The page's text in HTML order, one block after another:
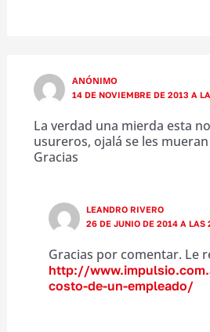
ANÓNIMO
14 DE NOVIEMBRE DE 2013 A
La verdad una mierda esta
usureros, ojalá se les
Gracias
LEANDRO RIVERO
26 DE JUNIO DE 2014 A LAS
Gracias por comentar. Le
http://
costo-de-un-empleado/